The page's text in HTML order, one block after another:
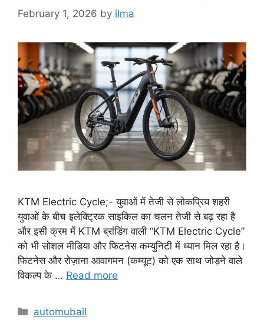
February 1, 2026 by ilma
KTM Electric Cycle;- युवाओं में तेजी से लोकप्रिय शहरी
युवाओं के बीच इलेक्ट्रिक साइकिल का चलन तेजी से बढ़ रहा है
और इसी क्रम में KTM ब्रांडिंग वाली “KTM Electric Cycle”
को भी सोशल मीडिया और फिटनेस कम्युनिटी में ध्यान मिल रहा है।
फिटनेस और रोज़ाना आवागमन (कम्यूट) को एक साथ जोड़ने वाले
विकल्प के … Read more
Categories
automubail